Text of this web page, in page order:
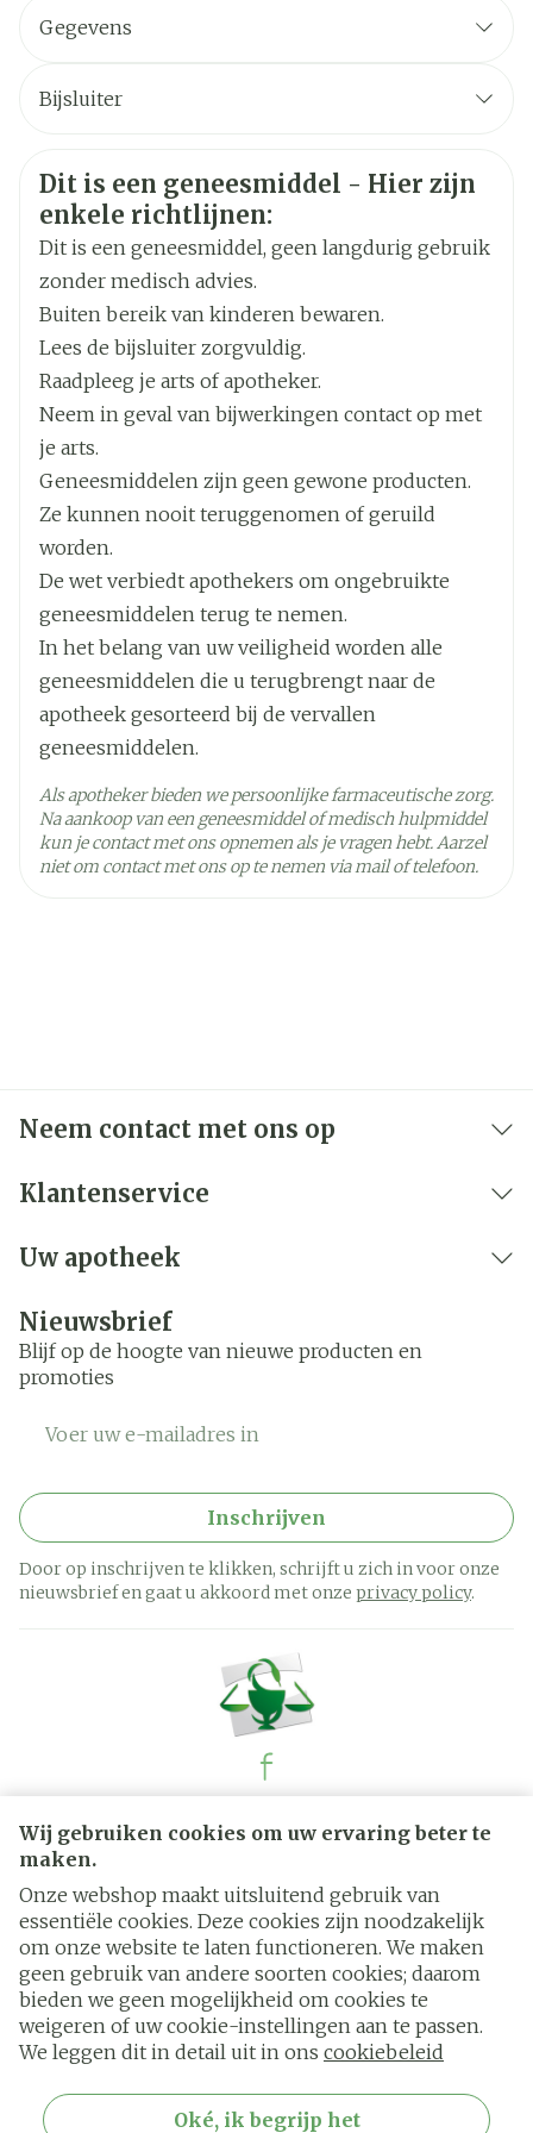
Wij gebruiken cookies om uw ervaring beter te
maken.
Onze webshop maakt uitsluitend gebruik van
essentiële cookies. Deze cookies zijn noodzakelijk
om onze website te laten functioneren. We maken
geen gebruik van andere soorten cookies; daarom
bieden we geen mogelijkheid om cookies te
weigeren of uw cookie-instellingen aan te passen.
We leggen dit in detail uit in ons cookiebeleid
Oké, ik begrijp het
De capsules openen en de inhoud direct
doorslikken met een half glas water of vermeng
de inhoud met een kleine hoeveelheid yoghurt,
een zuurhoudende fruitdrank (bijv. appel-,
sinaasappel- of ananassap) of wat appelmoes.
Het mengsel altijd vlak voor het opdrinken
doorroeren (het mengsel is niet helder). Het
mengsel vervolgens direct of binnen 30
minuten opdrinken.
Om zeker te zijn dat u al het geneesmiddel hebt
opgedronken, het glas daarna goed omspoelen
met een half glas water, en dat opdrinken.
Gegevens
Merken Aurobindo
Breedte 73 mm
Lengte
Diepte 40 mm
Actieve
Ingrediënten
omeprazol
Behoud
25°C)
Bijsluiter
Veiligheidsinformatie
Dit is een geneesmiddel - Hier zijn
enkele richtlijnen:
Dit is een geneesmiddel, geen langdurig gebruik
zonder medisch advies.
Buiten bereik van kinderen bewaren.
Lees de bijsluiter zorgvuldig.
Raadpleeg je arts of apotheker.
Neem in geval van bijwerkingen contact op met
je arts.
Geneesmiddelen zijn geen gewone producten.
Ze kunnen nooit teruggenomen of geruild
worden.
De wet verbiedt apothekers om ongebruikte
geneesmiddelen terug te nemen.
In het belang van uw veiligheid worden alle
geneesmiddelen die u terugbrengt naar de
apotheek gesorteerd bij de vervallen
geneesmiddelen.
Als apotheker bieden we persoonlijke farmaceutische zorg.
Na aankoop van een geneesmiddel of medisch hulpmiddel
kun je contact met ons opnemen als je vragen hebt. Aarzel
niet om contact met ons op te nemen via mail of telefoon.
Neem contact met ons op
Klantenservice
Uw apotheek
Nieuwsbrief
Blijf op de hoogte van nieuwe producten en
promoties
Inschrijven
Door op inschrijven te klikken, schrijft u zich in voor onze
nieuwsbrief en gaat u akkoord met onze privacy policy.
Juridische links